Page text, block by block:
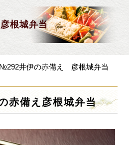
根城弁当
№292井伊の赤備え 彦根城弁当
赤備え彦根城弁当